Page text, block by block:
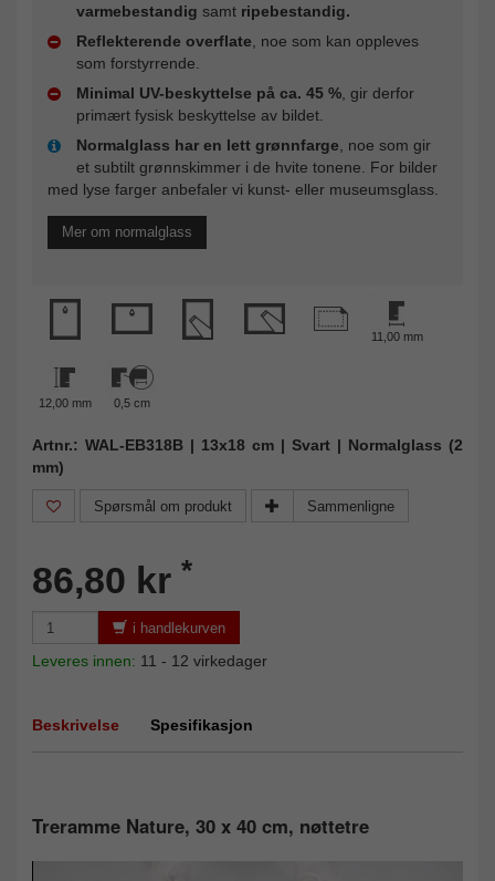
varmebestandig samt ripebestandig.
Reflekterende overflate, noe som kan oppleves
som forstyrrende.
Minimal UV-beskyttelse på ca. 45 %, gir derfor
primært fysisk beskyttelse av bildet.
Normalglass har en lett grønnfarge, noe som gir
et subtilt grønnskimmer i de hvite tonene. For bilder
med lyse farger anbefaler vi kunst- eller museumsglass.
Mer om normalglass
11,00 mm
12,00 mm 0,5 cm
Artnr.: WAL-EB318B | 13x18 cm | Svart | Normalglass (2
mm)
Spørsmål om produkt Sammenligne
86,80 kr *
i handlekurven
Leveres innen: 11 - 12 virkedager
Beskrivelse Spesifikasjon
Treramme Nature, 30 x 40 cm, nøttetre